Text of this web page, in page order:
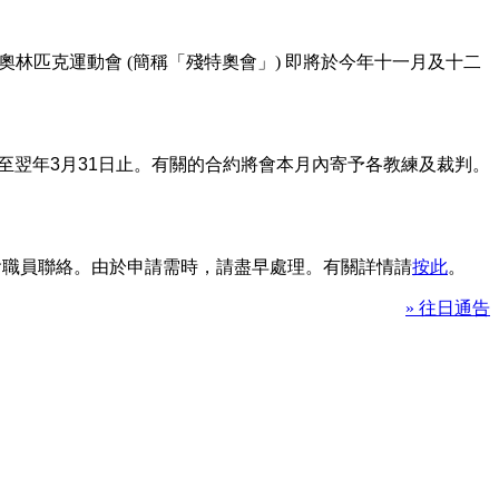
林匹克運動會 (簡稱「殘特奧會」) 即將於今年十一月及十二
翌年3月 31日止。有關的合約將會本月內寄予各教練及裁判。
員聯絡。由於申請需時，請盡早處理。有關詳情請按此。
» 往日通告